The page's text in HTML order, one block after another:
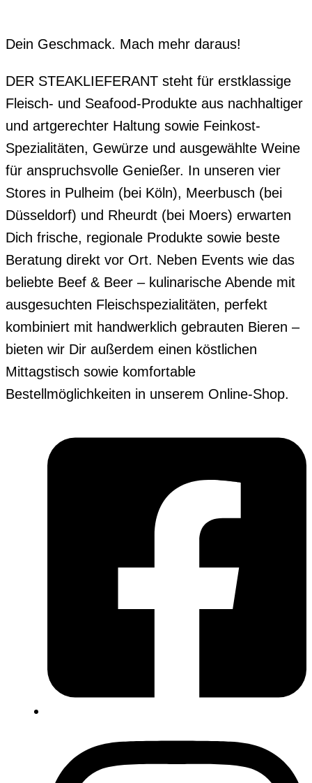
Dein Geschmack. Mach mehr daraus!
DER STEAKLIEFERANT steht für erstklassige
Fleisch- und Seafood-Produkte aus nachhaltiger
und artgerechter Haltung sowie Feinkost-
Spezialitäten, Gewürze und ausgewählte Weine
für anspruchsvolle Genießer. In unseren vier
Stores in Pulheim (bei Köln), Meerbusch (bei
Düsseldorf) und Rheurdt (bei Moers) erwarten
Dich frische, regionale Produkte sowie beste
Beratung direkt vor Ort. Neben Events wie das
beliebte Beef & Beer – kulinarische Abende mit
ausgesuchten Fleischspezialitäten, perfekt
kombiniert mit handwerklich gebrauten Bieren –
bieten wir Dir außerdem einen köstlichen
Mittagstisch sowie komfortable
Bestellmöglichkeiten in unserem Online-Shop.